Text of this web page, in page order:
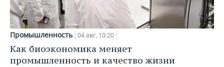
Промышленность 04 авг, 10:20
Как биоэкономика меняет
промышленность и качество жизни